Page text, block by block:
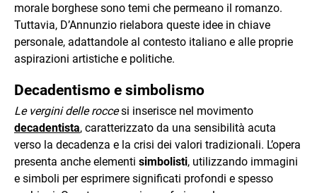
morale borghese sono temi che permeano il romanzo.
Tuttavia, D’Annunzio rielabora queste idee in chiave
personale, adattandole al contesto italiano e alle proprie
aspirazioni artistiche e politiche.
Decadentismo e simbolismo
Le vergini delle roccesi inserisce nel movimento
decadentista, caratterizzato da una sensibilità acuta
verso la decadenza e la crisi dei valori tradizionali. L’opera
presenta anche elementi simbolisti, utilizzando immagini
e simboli per esprimere significati profondi e spesso